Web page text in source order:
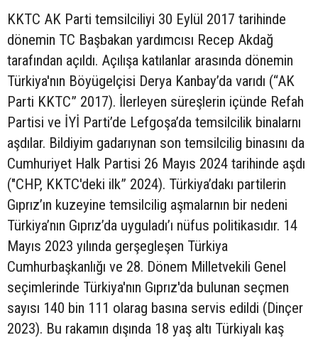
KKTC AK Parti temsilciliyi 30 Eylül 2017 tarihinde
dönemin TC Başbakan yardımcısı Recep Akdağ
tarafından açıldı. Açılışa katılanlar arasında dönemin
Türkiya'nın Böyügelçisi Derya Kanbay’da varıdı (“AK
Parti KKTC” 2017). İlerleyen süreşlerin içünde Refah
Partisi ve İYİ Parti’de Lefgoşa’da temsilcilik binalarnı
aşdılar. Bildiyim gadarıynan son temsilcilig binasını da
Cumhuriyet Halk Partisi 26 Mayıs 2024 tarihinde aşdı
("CHP, KKTC'deki ilk” 2024). Türkiya’dakı partilerin
Gıprız’ın kuzeyine temsilcilig aşmalarnın bir nedeni
Türkiya’nın Gıprız’da uyguladı’ı nüfus politikasıdır. 14
Mayıs 2023 yılında gerşegleşen Türkiya
Cumhurbaşkanlığı ve 28. Dönem Milletvekili Genel
seçimlerinde Türkiya'nın Gıprız'da bulunan seçmen
sayısı 140 bin 111 olarag basına servis edildi (Dinçer
2023). Bu rakamın dışında 18 yaş altı Türkiyalı kaş